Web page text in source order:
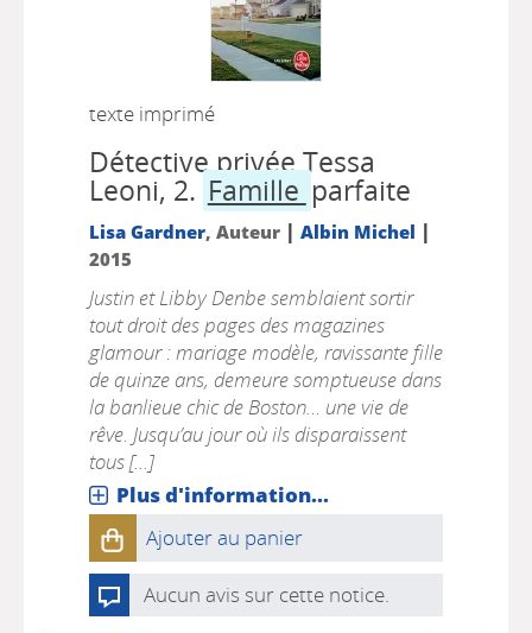
texte imprimé
Détective privée Tessa
Leoni, 2. Famille parfaite
Lisa Gardner, Auteur | Albin Michel |
2015
Justin et Libby Denbe semblaient sortir
tout droit des pages des magazines
glamour : mariage modèle, ravissante fille
de quinze ans, demeure somptueuse dans
la banlieue chic de Boston… une vie de
rêve. Jusqu’au jour où ils disparaissent
tous [...]
Plus d'information...
Ajouter au panier
Aucun avis sur cette notice.